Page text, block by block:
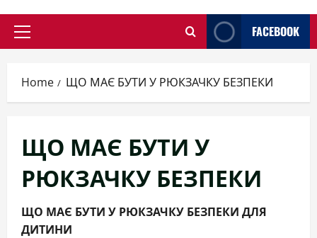
Primary
FACEBOOK
Home ЩО МАЄ БУТИ У РЮКЗАЧКУ БЕЗПЕКИ
ЩО МАЄ БУТИ У
РЮКЗАЧКУ БЕЗПЕКИ
ЩО МАЄ БУТИ У РЮКЗАЧКУ БЕЗПЕКИ ДЛЯ
ДИТИНИ